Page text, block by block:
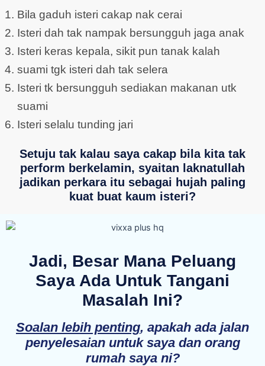
Bila gaduh isteri cakap nak cerai
Isteri dah tak nampak bersungguh jaga anak
Isteri keras kepala, sikit pun tanak kalah
suami tgk isteri dah tak selera
Isteri tk bersungguh sediakan makanan utk
suami
Isteri selalu tunding jari
Setuju tak kalau saya cakap bila kita tak
perform berkelamin, syaitan laknatullah
jadikan perkara itu sebagai hujah paling
kuat buat kaum isteri?
Jadi, Besar Mana Peluang
Saya Ada Untuk Tangani
Masalah Ini?
Soalan lebih penting, apakah ada jalan
penyelesaian untuk saya dan orang
rumah saya ni?